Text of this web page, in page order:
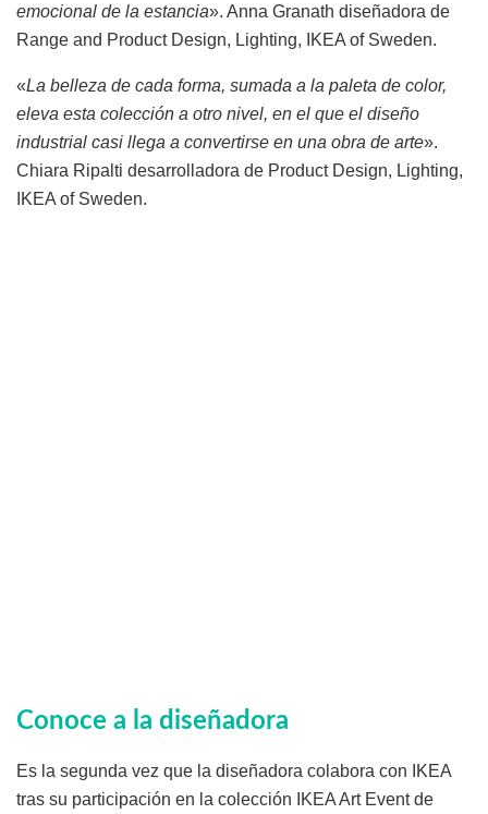
emocional de la estancia». Anna Granath diseñadora de
Range and Product Design, Lighting, IKEA of Sweden.
«La belleza de cada forma, sumada a la paleta de color,
eleva esta colección a otro nivel, en el que el diseño
industrial casi llega a convertirse en una obra de arte».
Chiara Ripalti desarrolladora de Product Design, Lighting,
IKEA of Sweden.
Conoce a la diseñadora
Es la segunda vez que la diseñadora colabora con IKEA
tras su participación en la colección IKEA Art Event de